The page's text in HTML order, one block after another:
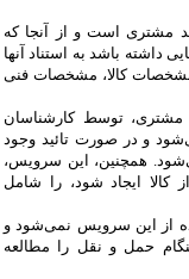
مشتری است و از آنجا که
داشته باشد به استناد آنها
مشخصات کالا، مشخصات فنی
مشتری، توسط کارشناسان
و در صورت تائید وجود
همچنین، این سرویس،
کالا ایجاد شود، را شامل
از این سرویس نمی‏‌شود و
حمل و نقل را مطالعه